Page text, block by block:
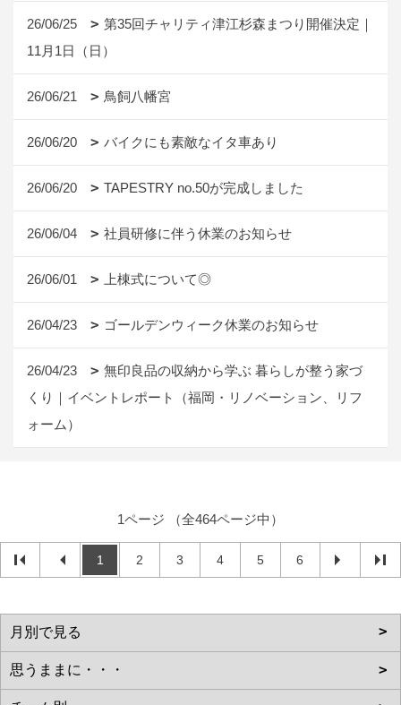
26/06/25
第35回チャリティ津江杉森まつり開催決定｜
11月1日（日）
26/06/21 鳥飼八幡宮
26/06/20 バイクにも素敵なイタ車あり
26/06/20 TAPESTRY no.50が完成しました
26/06/04 社員研修に伴う休業のお知らせ
26/06/01 上棟式について◎
26/04/23 ゴールデンウィーク休業のお知らせ
26/04/23
無印良品の収納から学ぶ 暮らしが整う家づ
くり｜イベントレポート（福岡・リノベーション、リフ
ォーム）
1ページ （全464ページ中）
1 2 3 4 5 6